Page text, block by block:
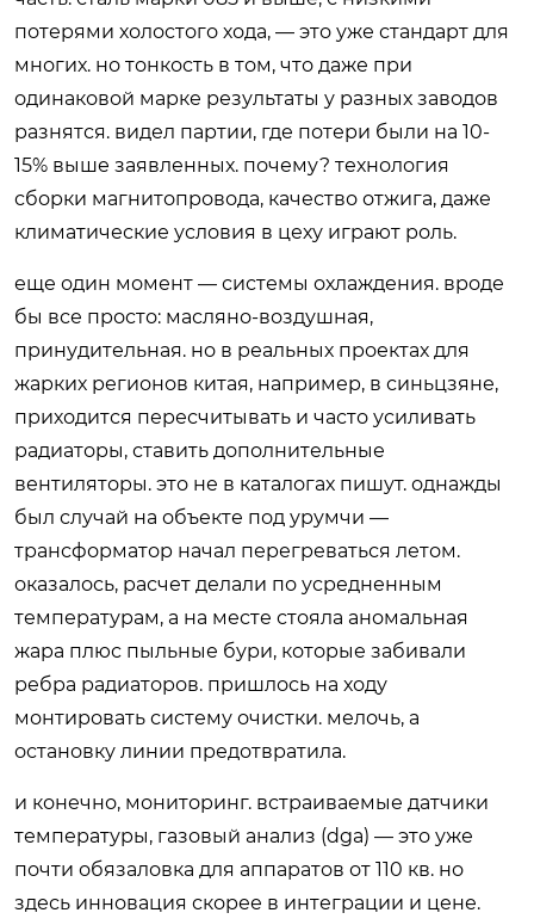
потерями холостого хода, — это уже стандарт для
многих. но тонкость в том, что даже при
одинаковой марке результаты у разных заводов
разнятся. видел партии, где потери были на 10-
15% выше заявленных. почему? технология
сборки магнитопровода, качество отжига, даже
климатические условия в цеху играют роль.
еще один момент — системы охлаждения. вроде
бы все просто: масляно-воздушная,
принудительная. но в реальных проектах для
жарких регионов китая, например, в синьцзяне,
приходится пересчитывать и часто усиливать
радиаторы, ставить дополнительные
вентиляторы. это не в каталогах пишут. однажды
был случай на объекте под урумчи —
трансформатор начал перегреваться летом.
оказалось, расчет делали по усредненным
температурам, а на месте стояла аномальная
жара плюс пыльные бури, которые забивали
ребра радиаторов. пришлось на ходу
монтировать систему очистки. мелочь, а
остановку линии предотвратила.
и конечно, мониторинг. встраиваемые датчики
температуры, газовый анализ (dga) — это уже
почти обязаловка для аппаратов от 110 кв. но
здесь инновация скорее в интеграции и цене.